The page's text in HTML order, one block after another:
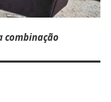
combinação